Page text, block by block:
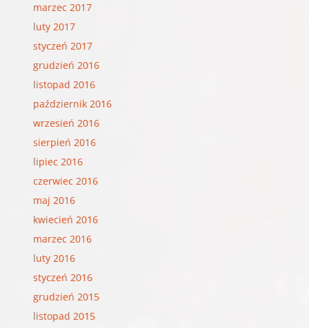
marzec 2017
luty 2017
styczeń 2017
grudzień 2016
listopad 2016
październik 2016
wrzesień 2016
sierpień 2016
lipiec 2016
czerwiec 2016
maj 2016
kwiecień 2016
marzec 2016
luty 2016
styczeń 2016
grudzień 2015
listopad 2015